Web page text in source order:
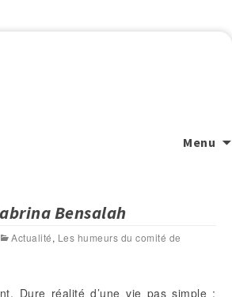
Menu
Bensalah
Actualité, Les humeurs du comité de
Dure réalité d’une vie pas simple ;